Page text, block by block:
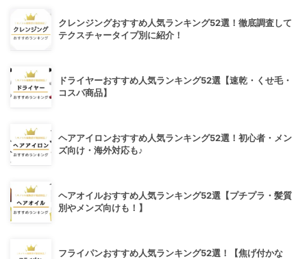
クレンジングおすすめ人気ランキング52選！徹底調査して
テクスチャータイプ別に紹介！
ドライヤーおすすめ人気ランキング52選【速乾・くせ毛・
コスパ商品】
ヘアアイロンおすすめ人気ランキング52選！初心者・メン
ズ向け・海外対応も♪
ヘアオイルおすすめ人気ランキング52選【プチプラ・髪質
別やメンズ向けも！】
フライパンおすすめ人気ランキング52選！【焦げ付かな